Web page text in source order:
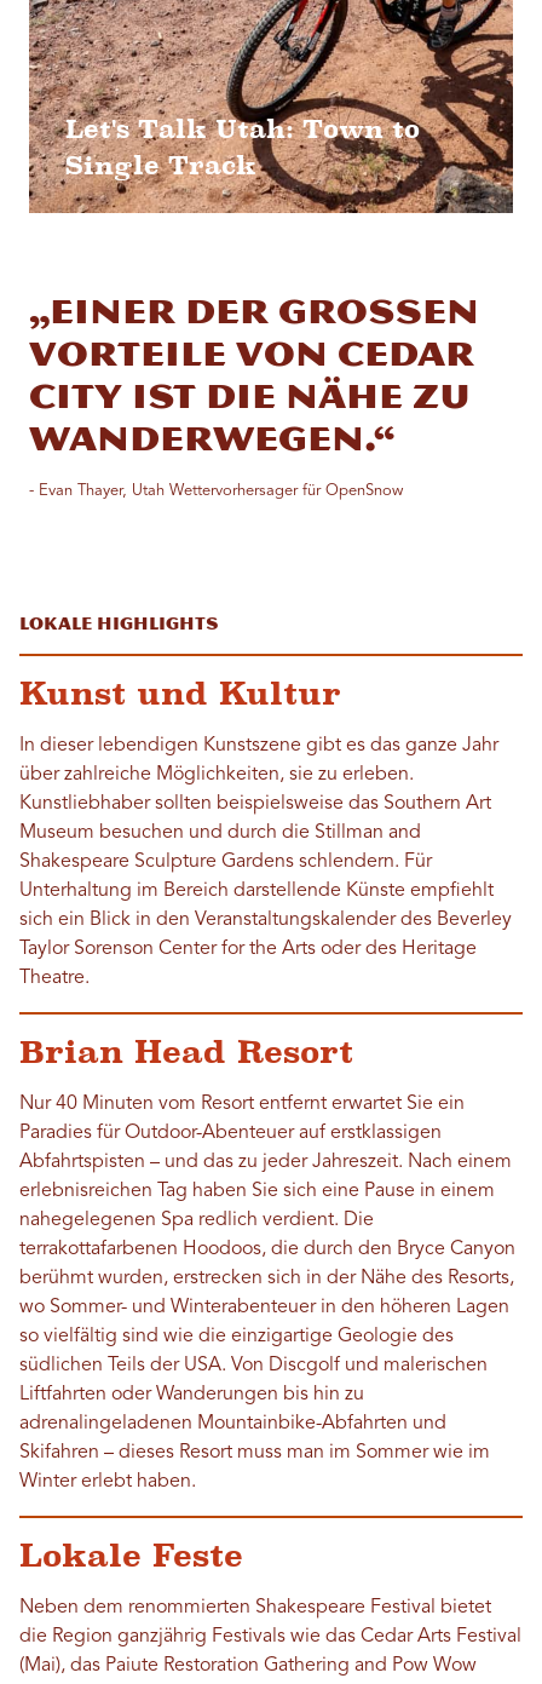
Let's Talk Utah: Town to
Single Track
„Einer der großen
Vorteile von Cedar
City ist die Nähe zu
Wanderwegen.“
- Evan Thayer, Utah Wettervorhersager für OpenSnow
Lokale Highlights
Kunst und Kultur
In dieser lebendigen Kunstszene gibt es das ganze Jahr
über zahlreiche Möglichkeiten, sie zu erleben.
Kunstliebhaber sollten beispielsweise das Southern Art
Museum besuchen und durch die Stillman and
Shakespeare Sculpture Gardens schlendern. Für
Unterhaltung im Bereich darstellende Künste empfiehlt
sich ein Blick in den Veranstaltungskalender des Beverley
Taylor Sorenson Center for the Arts oder des Heritage
Theatre.
Brian Head Resort
Nur 40 Minuten vom Resort entfernt erwartet Sie ein
Paradies für Outdoor-Abenteuer auf erstklassigen
Abfahrtspisten – und das zu jeder Jahreszeit. Nach einem
erlebnisreichen Tag haben Sie sich eine Pause in einem
nahegelegenen Spa redlich verdient. Die
terrakottafarbenen Hoodoos, die durch den Bryce Canyon
berühmt wurden, erstrecken sich in der Nähe des Resorts,
wo Sommer- und Winterabenteuer in den höheren Lagen
so vielfältig sind wie die einzigartige Geologie des
südlichen Teils der USA. Von Discgolf und malerischen
Liftfahrten oder Wanderungen bis hin zu
adrenalingeladenen Mountainbike-Abfahrten und
Skifahren – dieses Resort muss man im Sommer wie im
Winter erlebt haben.
Lokale Feste
Neben dem renommierten Shakespeare Festival bietet
die Region ganzjährig Festivals wie das Cedar Arts Festival
(Mai), das Paiute Restoration Gathering and Pow Wow